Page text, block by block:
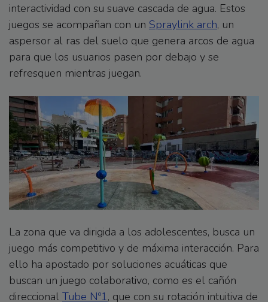
interactividad con su suave cascada de agua. Estos
juegos se acompañan con un Spraylink arch, un
aspersor al ras del suelo que genera arcos de agua
para que los usuarios pasen por debajo y se
refresquen mientras juegan.
La zona que va dirigida a los adolescentes, busca un
juego más competitivo y de máxima interacción. Para
ello ha apostado por soluciones acuáticas que
buscan un juego colaborativo, como es el cañón
direccional Tube Nº1, que con su rotación intuitiva de